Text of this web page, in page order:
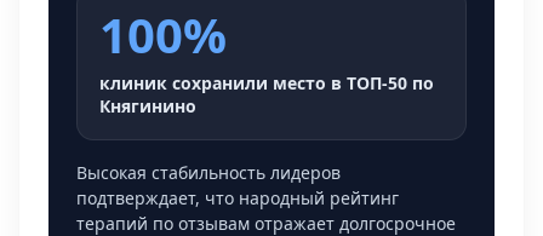
100%
клиник сохранили место в ТОП-50 по
Княгинино
Высокая стабильность лидеров
подтверждает, что народный рейтинг
терапий по отзывам отражает долгосрочное